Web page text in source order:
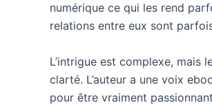
numérique ce qui les rend
relations entre eux sont
L’intrigue est complexe,
clarté. L’auteur a une voix
pour être vraiment